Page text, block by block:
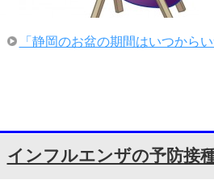
「静岡のお盆の期間はいつから
インフルエンザの予防接